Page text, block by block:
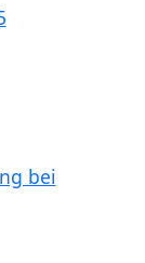
bei